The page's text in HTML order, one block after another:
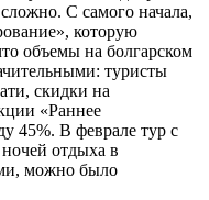
С самого начала,
которую
объемы на болгарском
туристы
скидки на
«Раннее
45%. В феврале тур с
отдыха в
можно было